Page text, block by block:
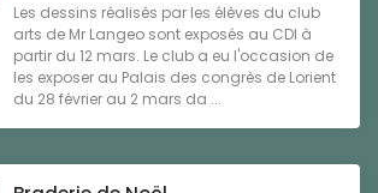
Les dessins réalisés par les élèves du club
arts de Mr Langeo sont exposés au CDI à
partir du 12 mars. Le club a eu l'occasion de
les exposer au Palais des congrès de Lorient
du 28 février au 2 mars da ...